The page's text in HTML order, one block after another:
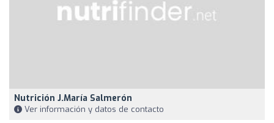
Nutrición J.María Salmerón
Ver información y datos de contacto